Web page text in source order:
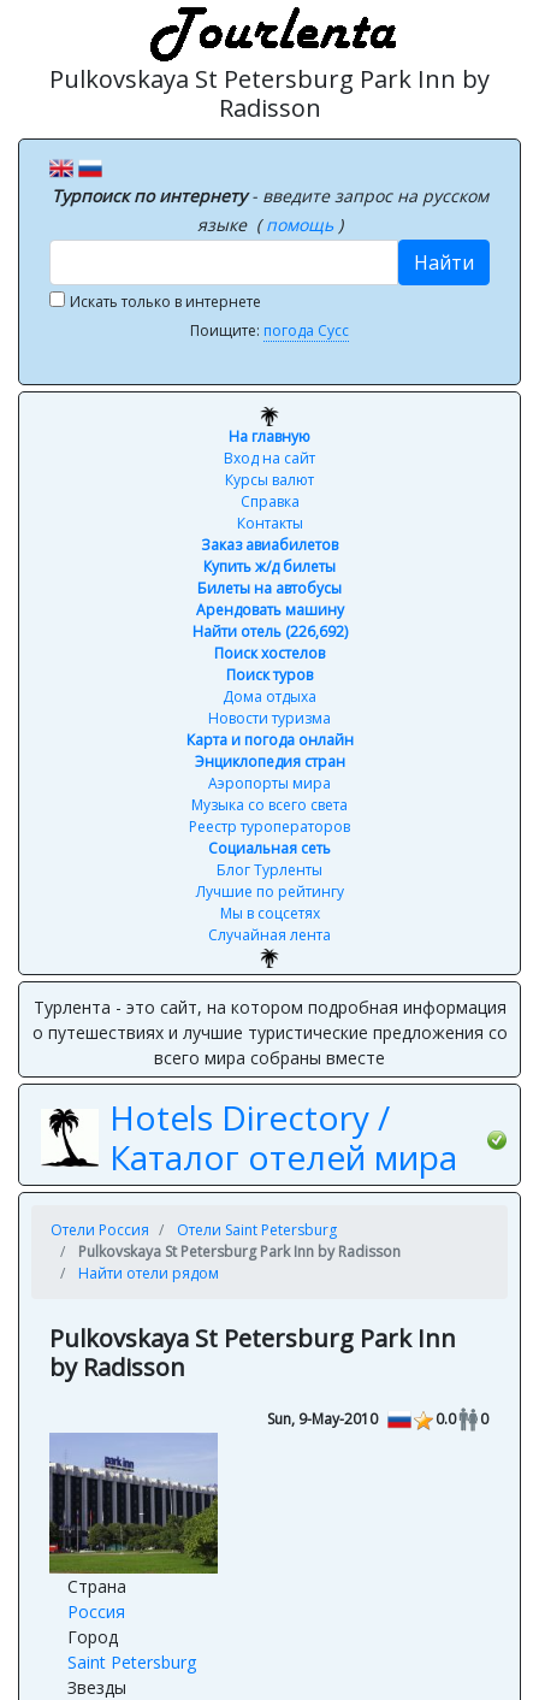
Pulkovskaya St Petersburg Park Inn by
Radisson
Турпоиск по интернету- введите запрос на русском
языке (помощь )
Найти
Искать только в интернете
Поищите: погода Сусс
На главную
Вход на сайт
Курсы валют
Справка
Контакты
Заказ авиабилетов
Купить ж/д билеты
Билеты на автобусы
Арендовать машину
Найти отель (226,692)
Поиск хостелов
Поиск туров
Дома отдыха
Новости туризма
Карта и погода онлайн
Энциклопедия стран
Аэропорты мира
Музыка со всего света
Реестр туроператоров
Социальная сеть
Блог Турленты
Лучшие по рейтингу
Мы в соцсетях
Случайная лента
Турлента - это сайт, на котором подробная информация
о путешествиях и лучшие туристические предложения со
всего мира собраны вместе
Hotels Directory /
Каталог отелей мира
Отели Россия
Отели Saint Petersburg
Pulkovskaya St Petersburg Park Inn by Radisson
Найти отели рядом
Pulkovskaya St Petersburg Park Inn
by Radisson
Sun, 9-May-2010 0.0 0
Страна
Россия
Город
Saint Petersburg
Звезды